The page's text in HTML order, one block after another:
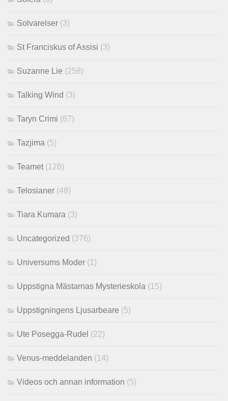
Solvarelser (3)
St Franciskus of Assisi (3)
Suzanne Lie (258)
Talking Wind (3)
Taryn Crimi (67)
Tazjima (5)
Teamet (128)
Telosianer (48)
Tiara Kumara (3)
Uncategorized (376)
Universums Moder (1)
Uppstigna Mästarnas Mysterieskola (15)
Uppstigningens Ljusarbeare (5)
Ute Posegga-Rudel (22)
Venus-meddelanden (14)
Videos och annan information (5)